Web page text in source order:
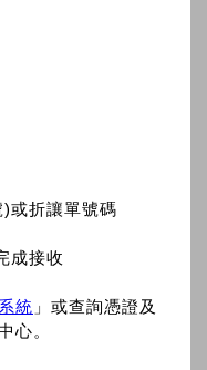
或折讓單號碼
成接收
統 」或查詢憑證及
心。